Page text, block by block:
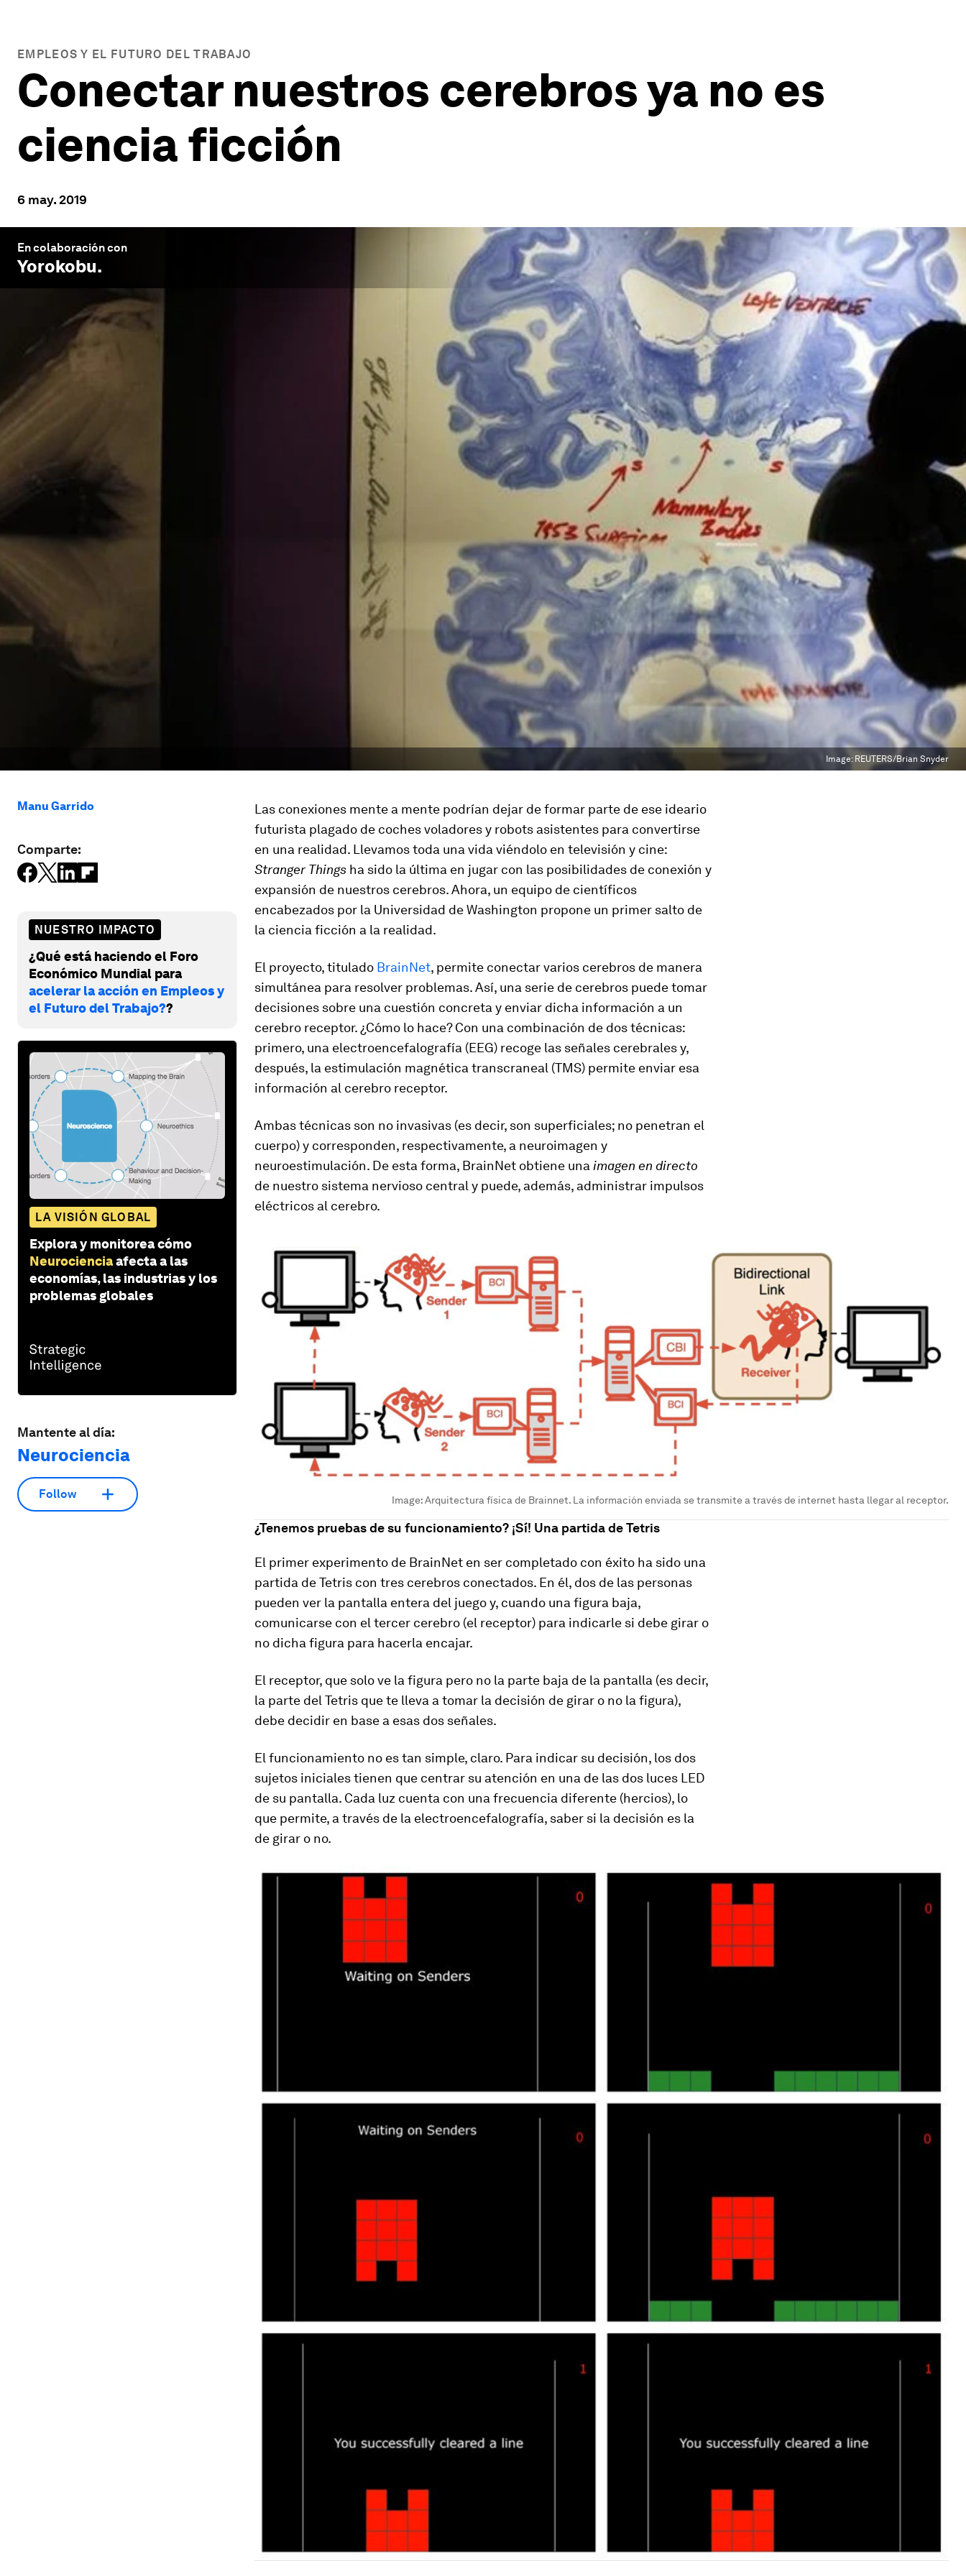
EMPLEOS Y EL FUTURO DEL TRABAJO
Conectar nuestros cerebros ya no es
ciencia ficción
6 may. 2019
En colaboración con
Yorokobu.
Image: REUTERS/Brian Snyder
Manu Garrido
Comparte:
NUESTRO IMPACTO
¿Qué está haciendo el Foro
Económico Mundial para
acelerar la acción en Empleos y
el Futuro del Trabajo??
LA VISIÓN GLOBAL
Explora y monitorea cómo
Neurocienciaafecta a las
economías, las industrias y los
problemas globales
Mantente al día:
Neurociencia
Follow
Las conexiones mente a mente podrían dejar de formar parte de ese ideario
futurista plagado de coches voladores y robots asistentes para convertirse
en una realidad. Llevamos toda una vida viéndolo en televisión y cine:
Stranger Things ha sido la última en jugar con las posibilidades de conexión y
expansión de nuestros cerebros. Ahora, un equipo de científicos
encabezados por la Universidad de Washington propone un primer salto de
la ciencia ficción a la realidad.
El proyecto, titulado BrainNet, permite conectar varios cerebros de manera
simultánea para resolver problemas. Así, una serie de cerebros puede tomar
decisiones sobre una cuestión concreta y enviar dicha información a un
cerebro receptor. ¿Cómo lo hace? Con una combinación de dos técnicas:
primero, una electroencefalografía (EEG) recoge las señales cerebrales y,
después, la estimulación magnética transcraneal (TMS) permite enviar esa
información al cerebro receptor.
Ambas técnicas son no invasivas (es decir, son superficiales; no penetran el
cuerpo) y corresponden, respectivamente, a neuroimagen y
neuroestimulación. De esta forma, BrainNet obtiene una imagen en directo
de nuestro sistema nervioso central y puede, además, administrar impulsos
eléctricos al cerebro.
Image:Arquitectura física de Brainnet. La información enviada se transmite a través de internet hasta llegar al receptor.
¿Tenemos pruebas de su funcionamiento? ¡Sí! Una partida de Tetris
El primer experimento de BrainNet en ser completado con éxito ha sido una
partida de Tetris con tres cerebros conectados. En él, dos de las personas
pueden ver la pantalla entera del juego y, cuando una figura baja,
comunicarse con el tercer cerebro (el receptor) para indicarle si debe girar o
no dicha figura para hacerla encajar.
El receptor, que solo ve la figura pero no la parte baja de la pantalla (es decir,
la parte del Tetris que te lleva a tomar la decisión de girar o no la figura),
debe decidir en base a esas dos señales.
El funcionamiento no es tan simple, claro. Para indicar su decisión, los dos
sujetos iniciales tienen que centrar su atención en una de las dos luces LED
de su pantalla. Cada luz cuenta con una frecuencia diferente (hercios), lo
que permite, a través de la electroencefalografía, saber si la decisión es la
de girar o no.